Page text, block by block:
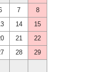
7
8
14
15
21
22
28
29